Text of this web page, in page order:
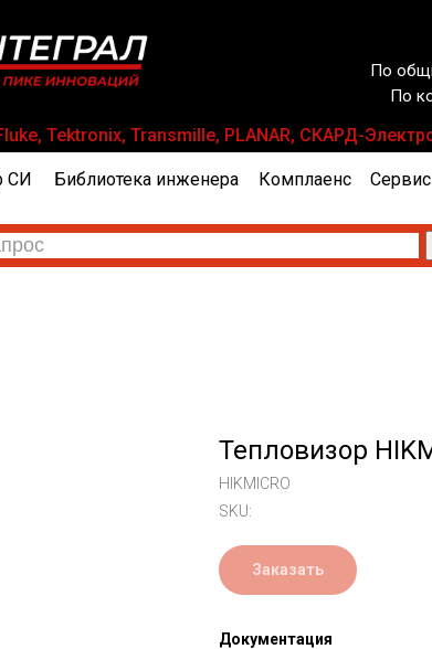
По
По
Transmille, PLANAR, СКАРД-
СИ Библиотека инженера Комплаенс Сервис
Тепловизор
HIKMICRO
SKU:
Заказать
Документация